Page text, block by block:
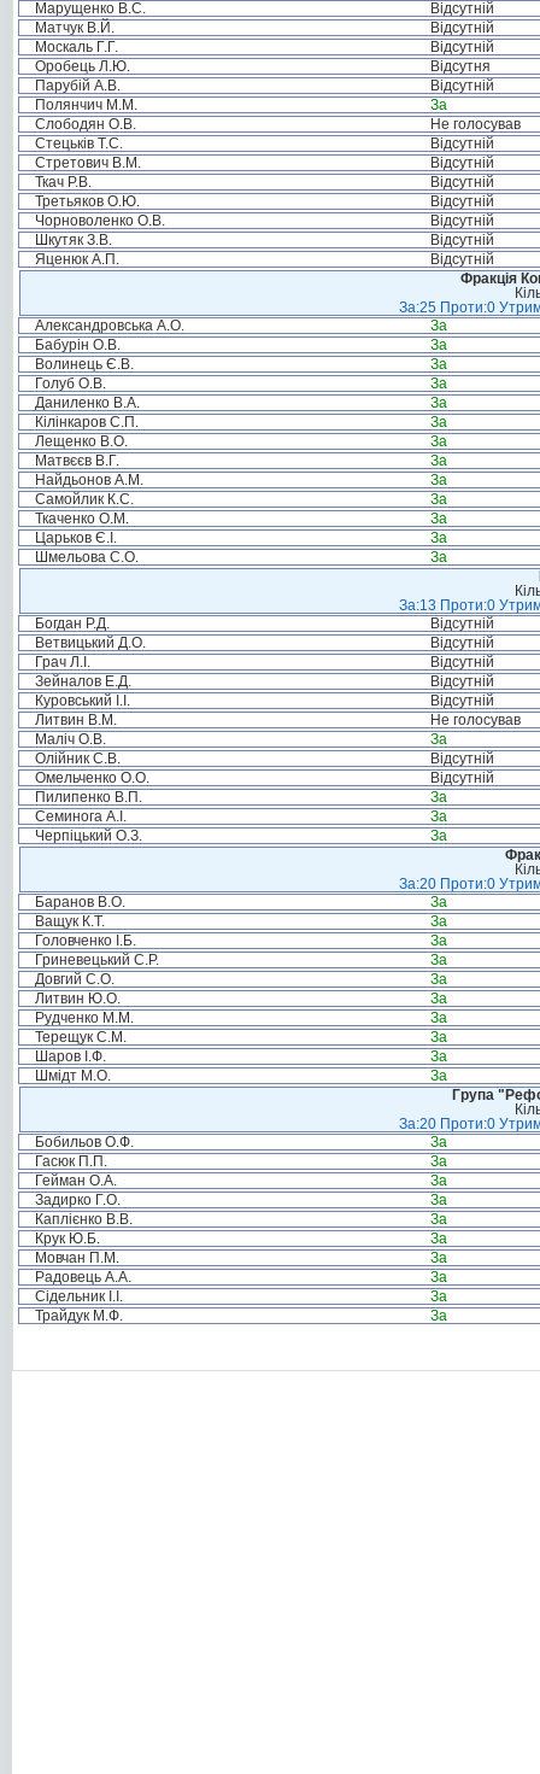
Марущенко В.С.
Відсутній
Матчук В.Й.
Відсутній
Москаль Г.Г.
Відсутній
Оробець Л.Ю.
Відсутня
Парубій А.В.
Відсутній
Полянчич М.М.
За
Слободян О.В.
Не голосував
Стецьків Т.С.
Відсутній
Стретович В.М.
Відсутній
Ткач Р.В.
Відсутній
Третьяков О.Ю.
Відсутній
Чорноволенко О.В.
Відсутній
Шкутяк З.В.
Відсутній
Яценюк А.П.
Відсутній
Фракція
За:25 Проти:0
Александровська А.О.
За
Бабурін О.В.
За
Волинець Є.В.
За
Голуб О.В.
За
Даниленко В.А.
За
Кілінкаров С.П.
За
Лещенко В.О.
За
Матвєєв В.Г.
За
Найдьонов А.М.
За
Самойлик К.С.
За
Ткаченко О.М.
За
Царьков Є.І.
За
Шмельова С.О.
За
За:13 Проти:0
Богдан Р.Д.
Відсутній
Ветвицький Д.О.
Відсутній
Грач Л.І.
Відсутній
Зейналов Е.Д.
Відсутній
Куровський І.І.
Відсутній
Литвин В.М.
Не голосував
Маліч О.В.
За
Олійник С.В.
Відсутній
Омельченко О.О.
Відсутній
Пилипенко В.П.
За
Семинога А.І.
За
Черпіцький О.З.
За
За:20 Проти:0
Баранов В.О.
За
Ващук К.Т.
За
Головченко І.Б.
За
Гриневецький С.Р.
За
Довгий С.О.
За
Литвин Ю.О.
За
Рудченко М.М.
За
Терещук С.М.
За
Шаров І.Ф.
За
Шмідт М.О.
За
Група
За:20 Проти:0
Бобильов О.Ф.
За
Гасюк П.П.
За
Гейман О.А.
За
Задирко Г.О.
За
Каплієнко В.В.
За
Крук Ю.Б.
За
Мовчан П.М.
За
Радовець А.А.
За
Сідельник І.І.
За
Трайдук М.Ф.
За